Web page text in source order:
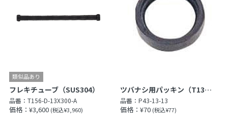
フレキチューブ（SUS304）
品番： T156-D-13X300-A
価格：¥3,600 (税込¥3,960)
ツバナシ用パッキン（T13用）
品番：P43-13-13
価格：¥70 (税込¥77)